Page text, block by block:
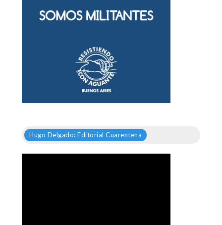
Hugo Delgado: Editorial Cuarentena